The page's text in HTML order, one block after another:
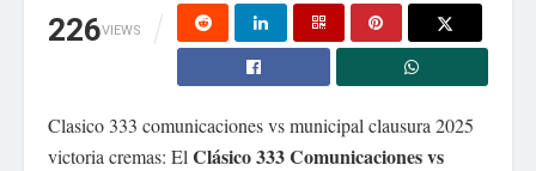
226VIEWS
Clasico 333 comunicaciones vs municipal clausura 2025
victoria cremas: El Clásico 333 Comunicaciones vs